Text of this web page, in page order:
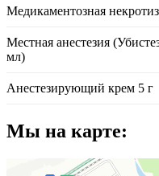
Медикаментозная
Местная анестезия
мл)
Анестезирующий крем 5 г
Мы на карте: